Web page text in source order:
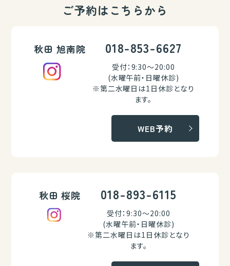
ご予約はこちらから
秋田 旭南院 018-853-6627
受付：9:30～20:00
(水曜午前・日曜休診)
※第二水曜日は1日休診となり
ます。
WEB予約
秋田 桜院 018-893-6115
受付：9:30～20:00
(水曜午前・日曜休診)
※第二水曜日は1日休診となり
ます。